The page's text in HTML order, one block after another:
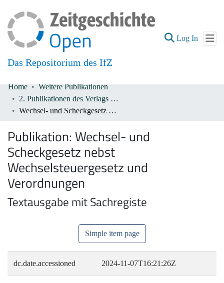
Das Repositorium des IfZ
Log In (current)
Communities & Collections
All of DSpace
Home
Weitere Publikationen
2. Publikationen des Verlags De Gruyter 1933-1945
Wechsel- und Scheckgesetz nebst Wechselsteuergesetz und Verordnungen
Publikation: Wechsel- und
Scheckgesetz nebst
Wechselsteuergesetz und
Verordnungen
Textausgabe mit Sachregiste
Simple item page
dc.date.accessioned 2024-11-07T16:21:26Z